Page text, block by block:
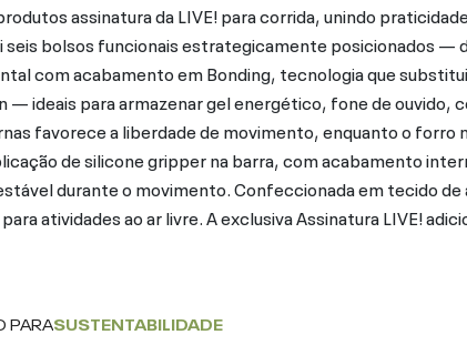
assinatura da LIVE! para corrida, unindo
seis bolsos funcionais estrategicamente posicionados —
com acabamento em Bonding, tecnologia que
— ideais para armazenar gel energético, fone de ouvido,
favorece a liberdade de movimento, enquanto o forro
de silicone gripper na barra, com acabamento
durante o movimento. Confeccionada em tecido
atividades ao ar livre. A exclusiva Assinatura LIVE!
PARASUSTENTABILIDADE